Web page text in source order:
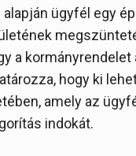
ügyfél egy
a kormányrendelet
hogy ki
amely az
indokát.